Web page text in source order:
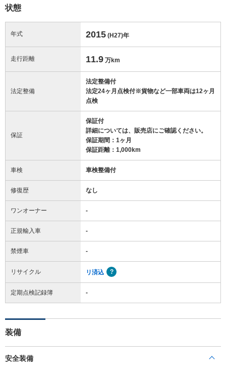
状態
年式 2015 (H27)年
走行距離 11.9 万km
法定整備
法定整備付
法定24ヶ月点検付※貨物など一部車両は12ヶ月
点検
保証
保証付
詳細については、販売店にご確認ください。
保証期間：1ヶ月
保証距離：1,000km
車検 車検整備付
修復歴 なし
ワンオーナー -
正規輸入車 -
禁煙車 -
リサイクル リ済込
定期点検記録簿 -
装備
安全装備